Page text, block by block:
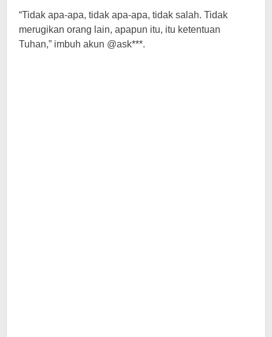
“Tidak apa-apa, tidak apa-apa, tidak salah. Tidak
merugikan orang lain, apapun itu, itu ketentuan
Tuhan,” imbuh akun @ask***.